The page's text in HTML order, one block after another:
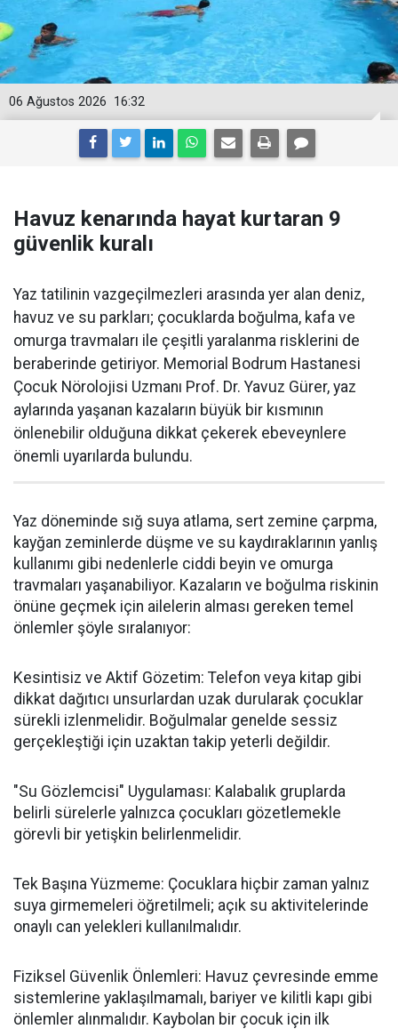
16:32
06 Ağustos 2026
Havuz kenarında hayat kurtaran 9
güvenlik kuralı
Yaz tatilinin vazgeçilmezleri arasında yer alan deniz,
havuz ve su parkları; çocuklarda boğulma, kafa ve
omurga travmaları ile çeşitli yaralanma risklerini de
beraberinde getiriyor. Memorial Bodrum Hastanesi
Çocuk Nörolojisi Uzmanı Prof. Dr. Yavuz Gürer, yaz
aylarında yaşanan kazaların büyük bir kısmının
önlenebilir olduğuna dikkat çekerek ebeveynlere
önemli uyarılarda bulundu.
Yaz döneminde sığ suya atlama, sert zemine çarpma,
kayğan zeminlerde düşme ve su kaydıraklarının yanlış
kullanımı gibi nedenlerle ciddi beyin ve omurga
travmaları yaşanabiliyor. Kazaların ve boğulma riskinin
önüne geçmek için ailelerin alması gereken temel
önlemler şöyle sıralanıyor:
Kesintisiz ve Aktif Gözetim: Telefon veya kitap gibi
dikkat dağıtıcı unsurlardan uzak durularak çocuklar
sürekli izlenmelidir. Boğulmalar genelde sessiz
gerçekleştiği için uzaktan takip yeterli değildir.
"Su Gözlemcisi" Uygulaması: Kalabalık gruplarda
belirli sürelerle yalnızca çocukları gözetlemekle
görevli bir yetişkin belirlenmelidir.
Tek Başına Yüzmeme: Çocuklara hiçbir zaman yalnız
suya girmemeleri öğretilmeli; açık su aktivitelerinde
onaylı can yelekleri kullanılmalıdır.
Fiziksel Güvenlik Önlemleri: Havuz çevresinde emme
sistemlerine yaklaşılmamalı, bariyer ve kilitli kapı gibi
önlemler alınmalıdır. Kaybolan bir çocuk için ilk